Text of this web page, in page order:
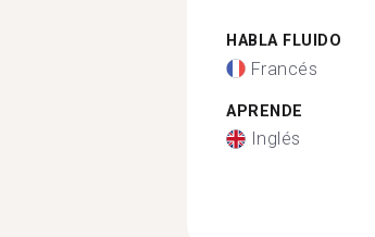
HABLA FLUIDO
Francés
APRENDE
Inglés